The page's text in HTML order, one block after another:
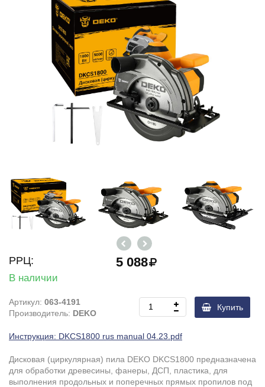
РРЦ: 5 088
В наличии
Артикул: 063-4191
Производитель: DEKO
Купить
Инструкция: DKCS1800 rus manual 04.23.pdf
Дисковая (циркулярная) пила DEKO DKCS1800 предназначена
для обработки древесины, фанеры, ДСП, пластика, для
выполнения продольных и поперечных прямых пропилов под